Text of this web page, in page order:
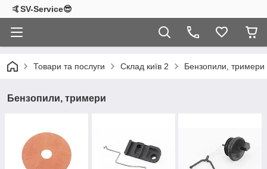
🤙SV-Service😎
Товари та послуги Склад київ 2 Бензопили, тримери
Бензопили, тримери